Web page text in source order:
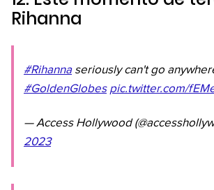
Rihanna
#Rihannaseriously can't go
#GoldenGlobes pic.twitter.com/
— Access Hollywood
2023